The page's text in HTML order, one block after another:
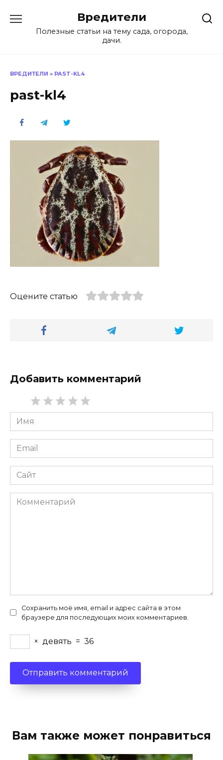
содержанию
Вредители
Полезные статьи на тему сада, огорода,
дачи.
ВРЕДИТЕЛИ » PAST-KL4
past-kl4
Оцените статью
Добавить комментарий
Имя
*
Email
*
Сайт
Комментарий
Сохранить моё имя, email и адрес сайта в этом
браузере для последующих моих комментариев.
× девять = 36
Вам также может понравиться